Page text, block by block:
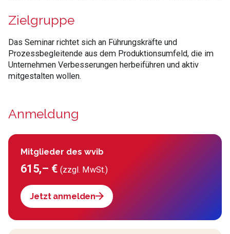
Zielgruppe
Das Seminar richtet sich an Führungskräfte und
Prozessbegleitende aus dem Produktionsumfeld, die im
Unternehmen Verbesserungen herbeiführen und aktiv
mitgestalten wollen.
Anmeldung
Mitglieder des wvib
615,– €(zzgl. MwSt.)
Jetzt anmelden